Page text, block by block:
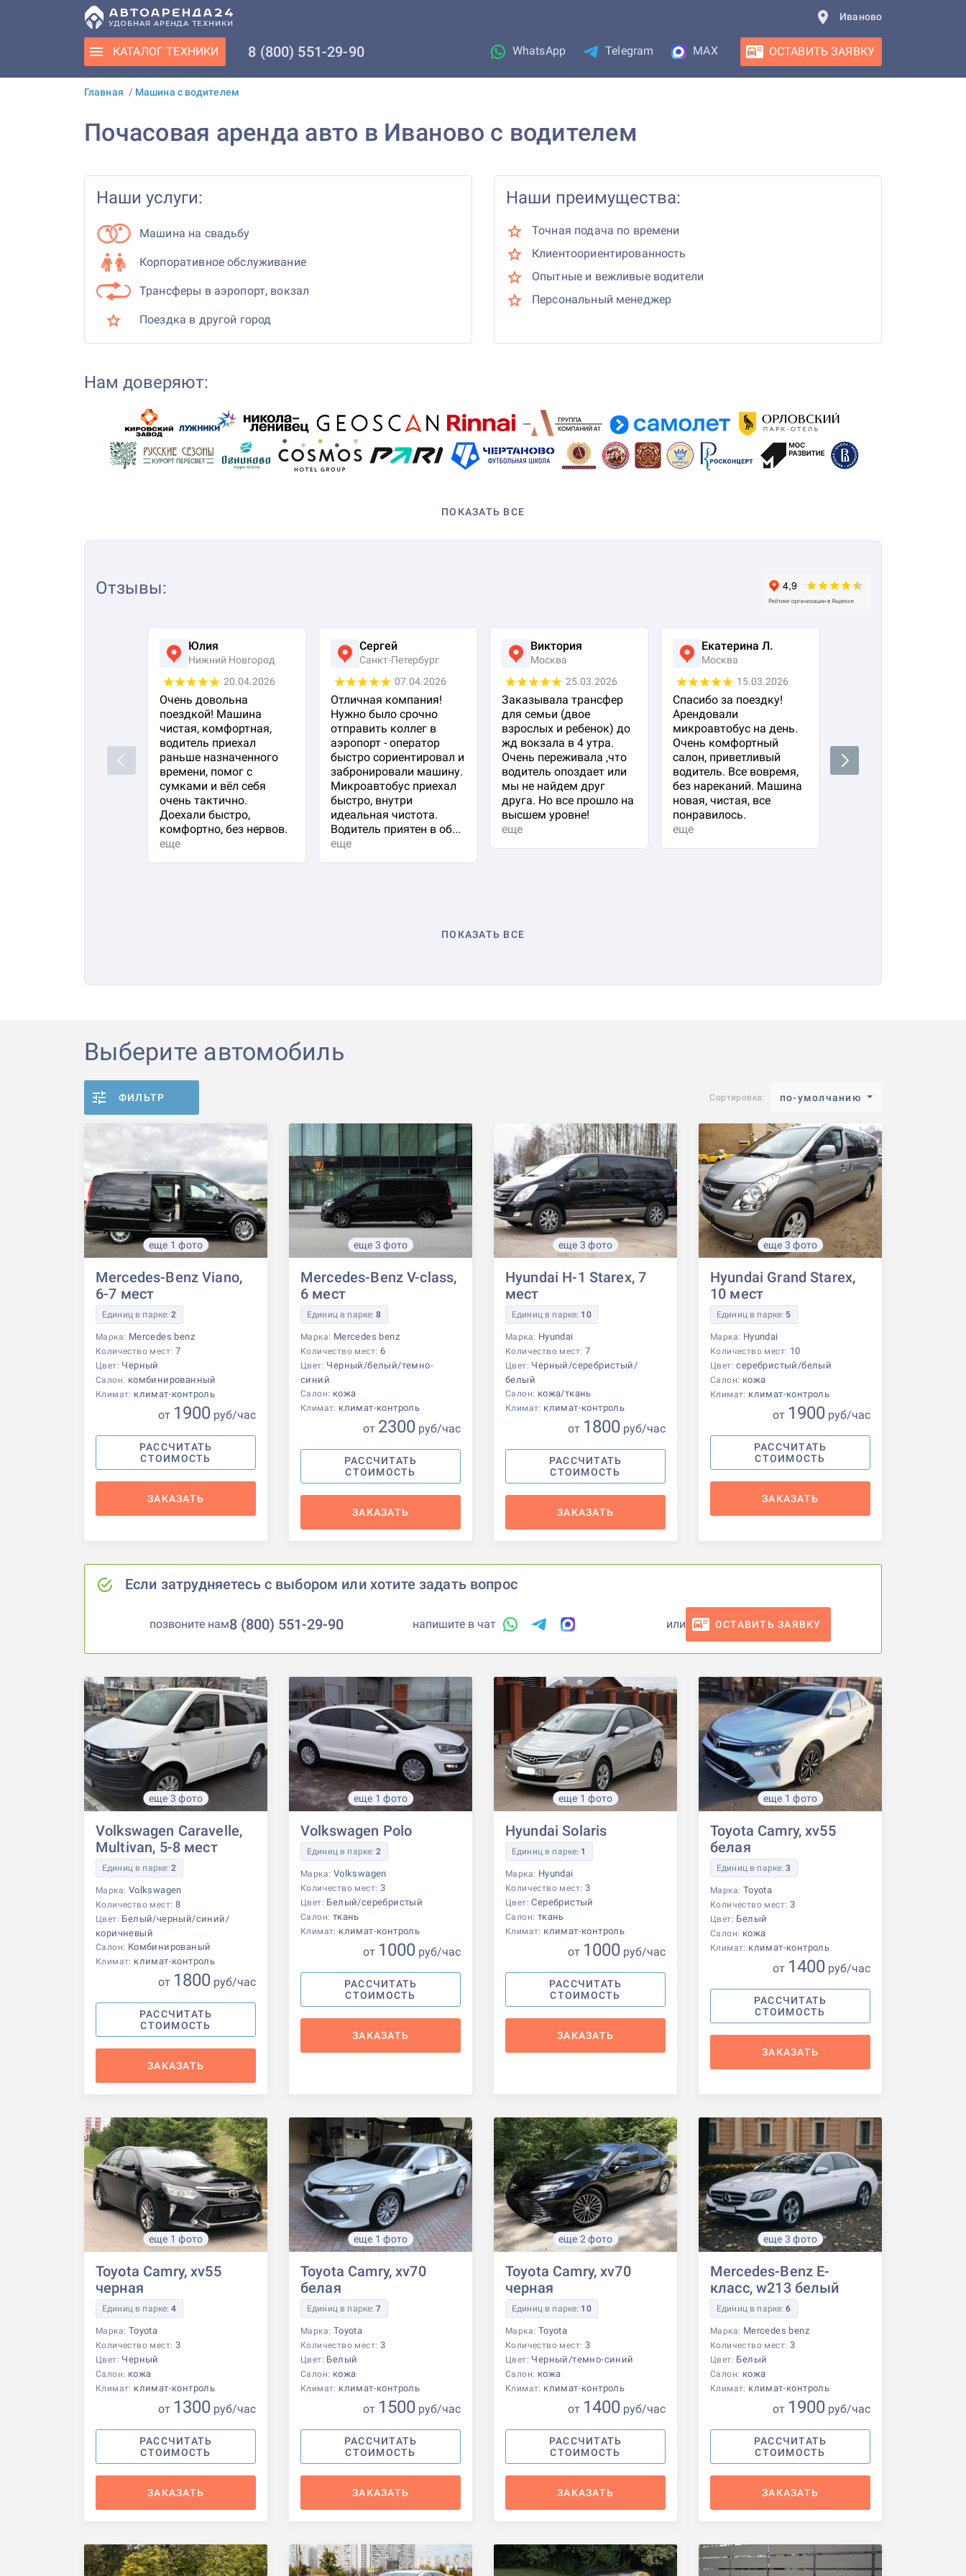
Иваново
КАТАЛОГ ТЕХНИКИ 8 (800) 551-29-90 WhatsApp Telegram MAX ОСТАВИТЬ ЗАЯВКУ
Главная / Машина с водителем
Почасовая аренда авто в Иваново с водителем
Наши услуги:
Машина на свадьбу
Корпоративное обслуживание
Трансферы в аэропорт, вокзал
Поездка в другой город
Наши преимущества:
Точная подача по времени
Клиентоориентированность
Опытные и вежливые водители
Персональный менеджер
Нам доверяют:
ПОКАЗАТЬ ВСЕ
Отзывы:
Previous
Юлия
Нижний Новгород
20.04.2026
Очень довольна
поездкой! Машина
чистая, комфортная,
водитель приехал
раньше назначенного
времени, помог с
сумками и вёл себя
очень тактично.
Доехали быстро,
комфортно, без нервов.
еще
Сергей
Санкт-Петербург
07.04.2026
Отличная компания!
Нужно было срочно
отправить коллег в
аэропорт - оператор
быстро сориентировал и
забронировали машину.
Микроавтобус приехал
быстро, внутри
идеальная чистота.
Водитель приятен в об...
еще
Виктория
Москва
25.03.2026
Заказывала трансфер
для семьи (двое
взрослых и ребенок) до
жд вокзала в 4 утра.
Очень переживала ,что
водитель опоздает или
мы не найдем друг
друга. Но все прошло на
высшем уровне!
еще
Екатерина Л.
Москва
15.03.2026
Спасибо за поездку!
Арендовали
микроавтобус на день.
Очень комфортный
салон, приветливый
водитель. Все вовремя,
без нареканий. Машина
новая, чистая, все
понравилось.
еще
очень довольна!
Водитель водит очень
плавно и аккуратно,
Next
ПОКАЗАТЬ ВСЕ
Выберите автомобиль
ФИЛЬТР Сортировка: по-умолчанию
еще 1 фото
Mercedes-Benz Viano,
6-7 мест
Единиц в парке:2
Марка: Mercedes benz
Количество мест: 7
Цвет: Черный
Салон: комбинированный
Климат: климат-контроль
от 1900 руб/час
РАССЧИТАТЬ
СТОИМОСТЬ
ЗАКАЗАТЬ
еще 3 фото
Mercedes-Benz V-class,
6 мест
Единиц в парке:8
Марка: Mercedes benz
Количество мест: 6
Цвет: Черный/белый/темно-
синий
Салон: кожа
Климат: климат-контроль
от 2300 руб/час
РАССЧИТАТЬ
СТОИМОСТЬ
ЗАКАЗАТЬ
еще 3 фото
Hyundai H-1 Starex, 7
мест
Единиц в парке: 10
Марка: Hyundai
Количество мест: 7
Цвет: Черный/серебристый/
белый
Салон: кожа/ткань
Климат: климат-контроль
от 1800 руб/час
РАССЧИТАТЬ
СТОИМОСТЬ
ЗАКАЗАТЬ
еще 3 фото
Hyundai Grand Starex,
10 мест
Единиц в парке: 5
Марка: Hyundai
Количество мест: 10
Цвет:серебристый/белый
Салон: кожа
Климат: климат-контроль
от 1900 руб/час
РАССЧИТАТЬ
СТОИМОСТЬ
ЗАКАЗАТЬ
Если затрудняетесь с выбором или хотите задать вопрос
позвоните нам8 (800) 551-29-90 напишите в чат или ОСТАВИТЬ ЗАЯВКУ
еще 3 фото
Volkswagen Caravelle,
Multivan, 5-8 мест
Единиц в парке:2
Марка: Volkswagen
Количество мест: 8
Цвет: Белый/черный/синий/
коричневый
Салон: Комбинированый
Климат: климат-контроль
от 1800 руб/час
РАССЧИТАТЬ
СТОИМОСТЬ
ЗАКАЗАТЬ
еще 1 фото
Volkswagen Polo
Единиц в парке:2
Марка: Volkswagen
Количество мест: 3
Цвет: Белый/серебристый
Салон: ткань
Климат: климат-контроль
от 1000 руб/час
РАССЧИТАТЬ
СТОИМОСТЬ
ЗАКАЗАТЬ
еще 1 фото
Hyundai Solaris
Единиц в парке: 1
Марка: Hyundai
Количество мест: 3
Цвет:Серебристый
Салон: ткань
Климат: климат-контроль
от 1000 руб/час
РАССЧИТАТЬ
СТОИМОСТЬ
ЗАКАЗАТЬ
еще 1 фото
Toyota Camry, xv55
белая
Единиц в парке:3
Марка: Toyota
Количество мест: 3
Цвет: Белый
Салон: кожа
Климат: климат-контроль
от 1400 руб/час
РАССЧИТАТЬ
СТОИМОСТЬ
ЗАКАЗАТЬ
еще 1 фото
Toyota Camry, xv55
черная
Единиц в парке:4
Марка: Toyota
Количество мест: 3
Цвет: Черный
Салон: кожа
Климат: климат-контроль
от 1300 руб/час
РАССЧИТАТЬ
СТОИМОСТЬ
ЗАКАЗАТЬ
еще 1 фото
Toyota Camry, xv70
белая
Единиц в парке:7
Марка: Toyota
Количество мест: 3
Цвет: Белый
Салон: кожа
Климат: климат-контроль
от 1500 руб/час
РАССЧИТАТЬ
СТОИМОСТЬ
ЗАКАЗАТЬ
еще 2 фото
Toyota Camry, xv70
черная
Единиц в парке: 10
Марка: Toyota
Количество мест: 3
Цвет: Черный/темно-синий
Салон: кожа
Климат: климат-контроль
от 1400 руб/час
РАССЧИТАТЬ
СТОИМОСТЬ
ЗАКАЗАТЬ
еще 3 фото
Mercedes-Benz E-
класс, w213 белый
Единиц в парке:6
Марка: Mercedes benz
Количество мест: 3
Цвет: Белый
Салон: кожа
Климат: климат-контроль
от 1900 руб/час
РАССЧИТАТЬ
СТОИМОСТЬ
ЗАКАЗАТЬ